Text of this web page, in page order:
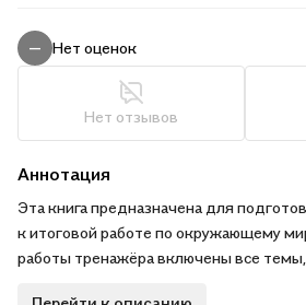
— Нет оценок
Нет отзывов
Аннотация
Эта книга предназначена для
к итоговой работе по окружающему
работы тренажёра включены все темы,